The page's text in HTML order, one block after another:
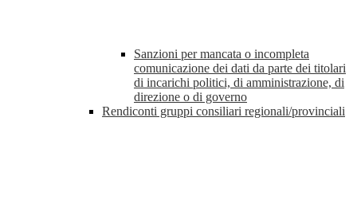
Sanzioni per mancata o incompleta
comunicazione dei dati da parte dei titolari
di incarichi politici, di amministrazione, di
direzione o di governo
Rendiconti gruppi consiliari regionali/provinciali